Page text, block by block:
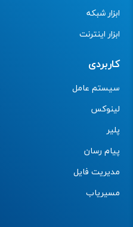
ابزار شبکه
ابزار اینترنت
کاربردی
سیستم عامل
لینوکس
پلیر
پیام رسان
مدیریت فایل
مسیریاب